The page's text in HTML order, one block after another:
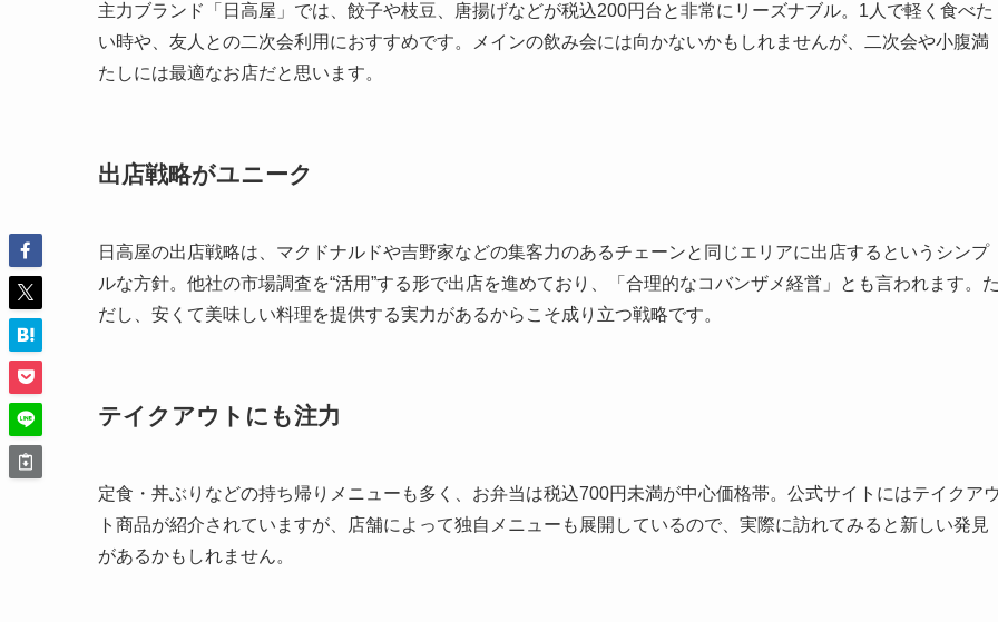
主力ブランド「日高屋」では、餃子や枝豆、唐揚げなどが税込200円台と非常にリーズナブル。1人で軽く食べた
い時や、友人との二次会利用におすすめです。メインの飲み会には向かないかもしれませんが、二次会や小腹満
たしには最適なお店だと思います。
出店戦略がユニーク
日高屋の出店戦略は、マクドナルドや吉野家などの集客力のあるチェーンと同じエリアに出店するというシンプ
ルな方針。他社の市場調査を“活用”する形で出店を進めており、「合理的なコバンザメ経営」とも言われます。
だし、安くて美味しい料理を提供する実力があるからこそ成り立つ戦略です。
テイクアウトにも注力
定食・丼ぶりなどの持ち帰りメニューも多く、お弁当は税込700円未満が中心価格帯。公式サイトにはテイクア
ト商品が紹介されていますが、店舗によって独自メニューも展開しているので、実際に訪れてみると新しい発見
があるかもしれません。